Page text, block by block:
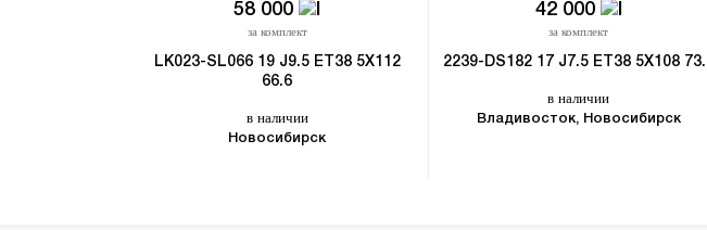
58 000
за комплект
LK023-SL066 19 J9.5 ET38 5X112
66.6
в наличии
Новосибирск
42 000
за комплект
2239-DS182 17 J7.5 ET38 5X108
в наличии
Владивосток, Новосибирск